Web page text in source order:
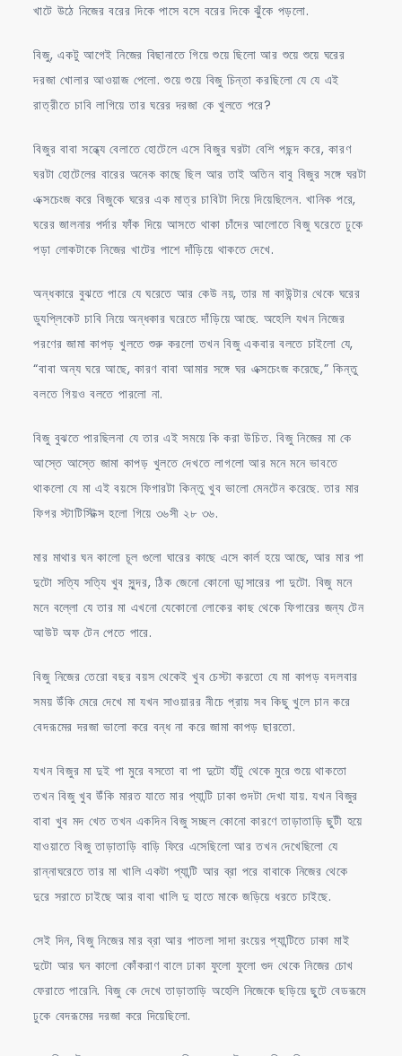
খাটে উঠে নিজের বরের দিকে পাসে বসে বরের দিকে ঝুঁকে পড়লো.
বিজু, একটু আগেই নিজের বিছানাতে গিয়ে শুয়ে ছিলো আর শুয়ে শুয়ে ঘরের
দরজা খোলার আওয়াজ পেলো. শুয়ে শুয়ে বিজু চিন্তা করছিলো যে যে এই
রাত্রীতে চাবি লাগিয়ে তার ঘরের দরজা কে খুলতে পরে?
বিজুর বাবা সন্ধ্যে বেলাতে হোটেলে এসে বিজুর ঘরটা বেশি পছন্দ করে, কারণ
ঘরটা হোটেলের বারের অনেক কাছে ছিল আর তাই অতিন বাবু বিজুর সঙ্গে ঘরটা
এক্সচেংজ করে বিজুকে ঘরের এক মাত্র চাবিটা দিয়ে দিয়েছিলেন. খানিক পরে,
ঘরের জালনার পর্দার ফাঁক দিয়ে আসতে থাকা চাঁদের আলোতে বিজু ঘরেতে ঢুকে
পড়া লোকটাকে নিজের খাটের পাশে দাঁড়িয়ে থাকতে দেখে.
অন্ধকারে বুঝতে পারে যে ঘরেতে আর কেউ নয়, তার মা কাউন্টার থেকে ঘরের
ড্যূপ্লিকেট চাবি নিয়ে অন্ধকার ঘরেতে দাঁড়িয়ে আছে. অহেলি যখন নিজের
পরণের জামা কাপড় খুলতে শুরু করলো তখন বিজু একবার বলতে চাইলো যে,
“বাবা অন্য ঘরে আছে, কারণ বাবা আমার সঙ্গে ঘর এক্সচেংজ করেছে,” কিন্তু
বলতে গিয়ও বলতে পারলো না.
বিজু বুঝতে পারছিলনা যে তার এই সময়ে কি করা উচিত. বিজু নিজের মা কে
আস্তে আস্তে জামা কাপড় খুলতে দেখতে লাগলো আর মনে মনে ভাবতে
থাকলো যে মা এই বয়সে ফিগারটা কিন্তু খুব ভালো মেনটেন করেছে. তার মার
ফিগর স্টাটিস্টিক্স হলো গিয়ে ৩৬সী ২৮ ৩৬.
মার মাথার ঘন কালো চূল গুলো ঘারের কাছে এসে কার্ল হয়ে আছে, আর মার পা
দুটো সত্যি সত্যি খুব সুন্দর, ঠিক জেনো কোনো ডান্সারের পা দুটো. বিজু মনে
মনে বল্লো যে তার মা এখনো যেকোনো লোকের কাছ থেকে ফিগারের জন্য টেন
আউট অফ টেন পেতে পারে.
বিজু নিজের তেরো বছর বয়স থেকেই খুব চেস্টা করতো যে মা কাপড় বদলবার
সময় উঁকি মেরে দেখে মা যখন সাওয়ারর নীচে প্রায় সব কিছু খুলে চান করে
বেদরূমের দরজা ভালো করে বন্ধ না করে জামা কাপড় ছারতো.
যখন বিজুর মা দুই পা মুরে বসতো বা পা দুটো হাঁটু থেকে মুরে শুয়ে থাকতো
তখন বিজু খুব উঁকি মারত যাতে মার প্যান্টি ঢাকা গুদটা দেখা যায়. যখন বিজুর
বাবা খুব মদ খেত তখন একদিন বিজু সচ্ছল কোনো কারণে তাড়াতাড়ি ছুটী হয়ে
যাওয়াতে বিজু তাড়াতাড়ি বাড়ি ফিরে এসেছিলো আর তখন দেখেছিলো যে
রান্নাঘরেতে তার মা খালি একটা প্যান্টি আর ব্রা পরে বাবাকে নিজের থেকে
দুরে সরাতে চাইছে আর বাবা খালি দু হাতে মাকে জড়িয়ে ধরতে চাইছে.
সেই দিন, বিজু নিজের মার ব্রা আর পাতলা সাদা রংয়ের প্যান্টিতে ঢাকা মাই
দুটো আর ঘন কালো কোঁকরাণ বালে ঢাকা ফুলো ফুলো গুদ থেকে নিজের চোখ
ফেরাতে পারেনি. বিজু কে দেখে তাড়াতাড়ি অহেলি নিজেকে ছড়িয়ে ছু্টে বেডরূমে
ঢুকে বেদরূমের দরজা করে দিয়েছিলো.